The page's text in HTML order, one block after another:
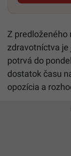
Z predloženého
zdravotníctva je
potrvá do
dostatok času
opozícia a